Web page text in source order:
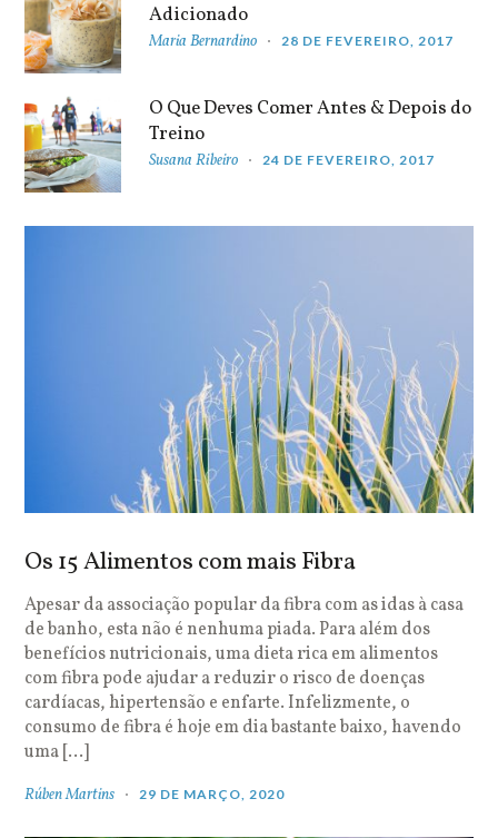
Adicionado
Maria Bernardino 28 DE FEVEREIRO, 2017
O Que Deves Comer Antes & Depois do
Treino
Susana Ribeiro 24 DE FEVEREIRO, 2017
Os 15 Alimentos com mais Fibra
Apesar da associação popular da fibra com as idas à casa
de banho, esta não é nenhuma piada. Para além dos
benefícios nutricionais, uma dieta rica em alimentos
com fibra pode ajudar a reduzir o risco de doenças
cardíacas, hipertensão e enfarte. Infelizmente, o
consumo de fibra é hoje em dia bastante baixo, havendo
uma […]
Rúben Martins 29 DE MARÇO, 2020